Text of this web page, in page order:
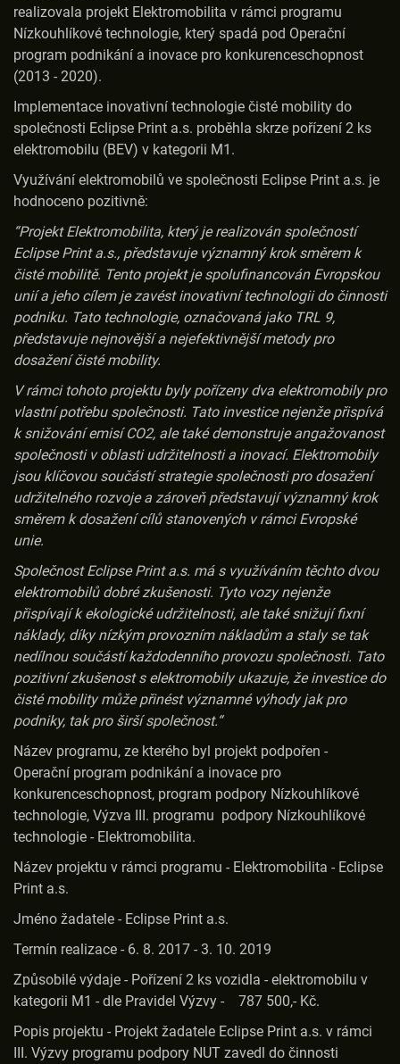
realizovala projekt Elektromobilita v rámci programu
Nízkouhlíkové technologie, který spadá pod Operační
program podnikání a inovace pro konkurenceschopnost
(2013 - 2020).
Implementace inovativní technologie čisté mobility do
společnosti Eclipse Print a.s. proběhla skrze pořízení 2 ks
elektromobilu (BEV) v kategorii M1.
Využívání elektromobilů ve společnosti Eclipse Print a.s. je
hodnoceno pozitivně:
“Projekt Elektromobilita, který je realizován společností
Eclipse Print a.s., představuje významný krok směrem k
čisté mobilitě. Tento projekt je spolufinancován Evropskou
unií a jeho cílem je zavést inovativní technologii do činnosti
podniku. Tato technologie, označovaná jako TRL 9,
představuje nejnovější a nejefektivnější metody pro
dosažení čisté mobility.
V rámci tohoto projektu byly pořízeny dva elektromobily pro
vlastní potřebu společnosti. Tato investice nejenže přispívá
k snižování emisí CO2, ale také demonstruje angažovanost
společnosti v oblasti udržitelnosti a inovací. Elektromobily
jsou klíčovou součástí strategie společnosti pro dosažení
udržitelného rozvoje a zároveň představují významný krok
směrem k dosažení cílů stanovených v rámci Evropské
unie.
Společnost Eclipse Print a.s. má s využíváním těchto dvou
elektromobilů dobré zkušenosti. Tyto vozy nejenže
přispívají k ekologické udržitelnosti, ale také snižují fixní
náklady, díky nízkým provozním nákladům a staly se tak
nedílnou součástí každodenního provozu společnosti. Tato
pozitivní zkušenost s elektromobily ukazuje, že investice do
čisté mobility může přinést významné výhody jak pro
podniky, tak pro širší společnost.“
Název programu, ze kterého byl projekt podpořen -
Operační program podnikání a inovace pro
konkurenceschopnost, program podpory Nízkouhlíkové
technologie, Výzva III. programu podpory Nízkouhlíkové
technologie - Elektromobilita.
Název projektu v rámci programu - Elektromobilita - Eclipse
Print a.s.
Jméno žadatele - Eclipse Print a.s.
Termín realizace - 6. 8. 2017 - 3. 10. 2019
Způsobilé výdaje - Pořízení 2 ks vozidla - elektromobilu v
kategorii M1 - dle Pravidel Výzvy - 787 500,- Kč.
Popis projektu - Projekt žadatele Eclipse Print a.s. v rámci
III. Výzvy programu podpory NUT zavedl do činnosti